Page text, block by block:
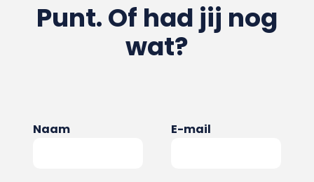
Punt. Of had jij nog
wat?
Naam E-mail